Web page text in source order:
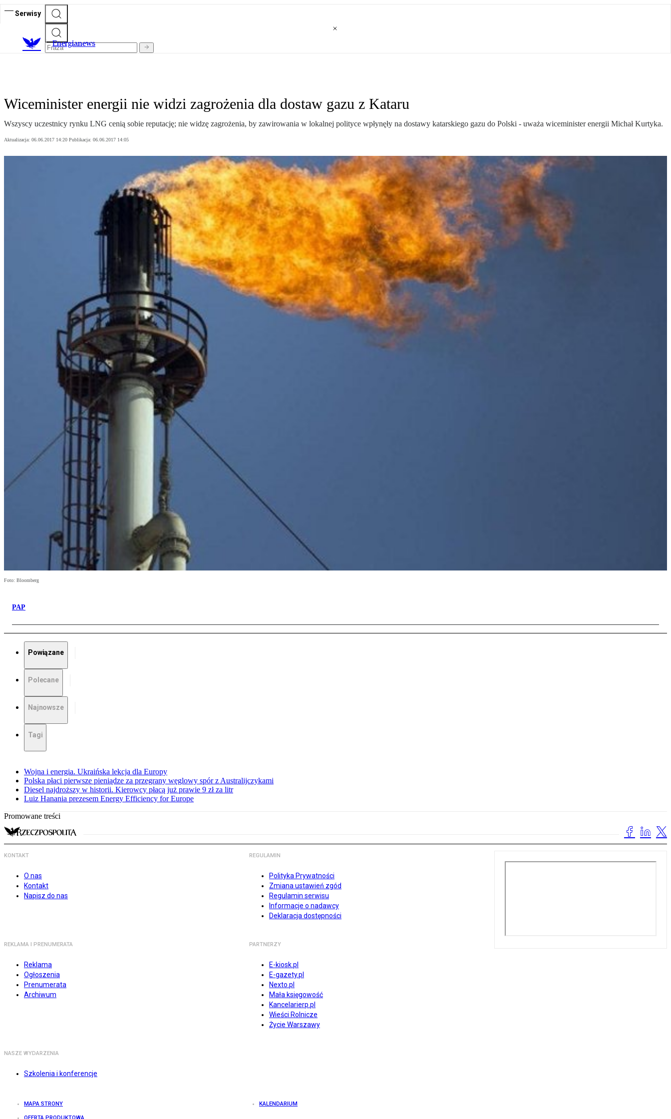
Serwisy
Energianews
Wiceminister energii nie widzi zagrożenia dla dostaw gazu z Kataru
Wszyscy uczestnicy rynku LNG cenią sobie reputację; nie widzę zagrożenia, by zawirowania w lokalnej polityce wpłynęły na dostawy katarskiego gazu do Polski - uważa wiceminister energii Michał Kurtyka.
Aktualizacja: 06.06.2017 14:20 Publikacja: 06.06.2017 14:05
Foto: Bloomberg
PAP
Powiązane
Polecane
Najnowsze
Tagi
Wojna i energia. Ukraińska lekcja dla Europy
Polska płaci pierwsze pieniądze za przegrany węglowy spór z Australijczykami
Diesel najdroższy w historii. Kierowcy płacą już prawie 9 zł za litr
Luiz Hanania prezesem Energy Efficiency for Europe
Promowane treści
KONTAKT
O nas
Kontakt
Napisz do nas
REGULAMIN
Polityka Prywatności
Zmiana ustawień zgód
Regulamin serwisu
Informacje o nadawcy
Deklaracja dostępności
REKLAMA I PRENUMERATA
Reklama
Ogłoszenia
Prenumerata
Archiwum
PARTNERZY
E-kiosk.pl
E-gazety.pl
Nexto.pl
Mała księgowość
Kancelarierp.pl
Wieści Rolnicze
Życie Warszawy
NASZE WYDARZENIA
Szkolenia i konferencje
MAPA STRONY KALENDARIUM